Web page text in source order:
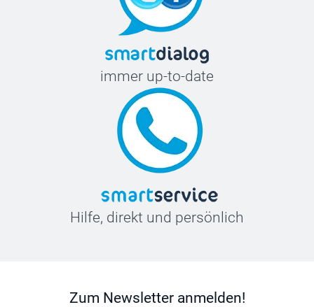
immer up-to-date
Hilfe, direkt und persönlich
Zum Newsletter anmelden!